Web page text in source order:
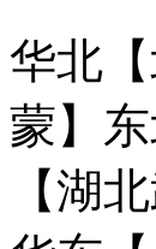
华北
蒙】
【湖